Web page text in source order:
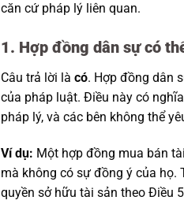
căn cứ pháp lý liên quan.
1. Hợp đồng dân sự có
Câu trả lời là có. Hợp đồng dân
của pháp luật. Điều này có
pháp lý, và các bên không thể
Ví dụ: Một hợp đồng mua bán
mà không có sự đồng ý của họ.
quyền sở hữu tài sản theo Điều